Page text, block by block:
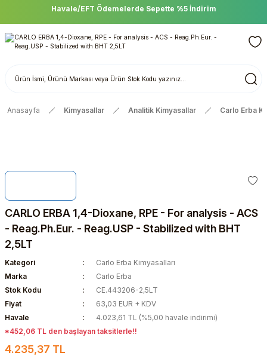
Havale/EFT Ödemelerde Sepette %5 İndirim
Anasayfa Kimyasallar Analitik Kimyasallar Carlo Erba
CARLO ERBA 1,4-Dioxane, RPE - For analysis - ACS
- Reag.Ph.Eur. - Reag.USP - Stabilized with BHT
2,5LT
Kategori
Carlo Erba Kimyasalları
Marka
Carlo Erba
Stok Kodu
CE.443206-2,5LT
Fiyat
63,03 EUR + KDV
Havale
4.023,61 TL (%5,00 havale indirimi)
*452,06 TL den başlayan taksitlerle!!
4.235,37 TL